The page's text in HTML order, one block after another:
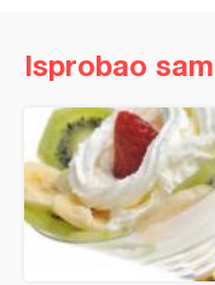
Isprobao sam